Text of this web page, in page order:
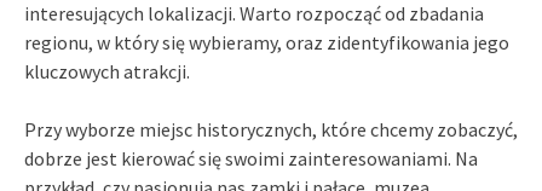
interesujących lokalizacji. Warto rozpocząć od zbadania
regionu, w który się wybieramy, oraz zidentyfikowania jego
kluczowych atrakcji.
Przy wyborze miejsc historycznych, które chcemy zobaczyć,
dobrze jest kierować się swoimi zainteresowaniami. Na